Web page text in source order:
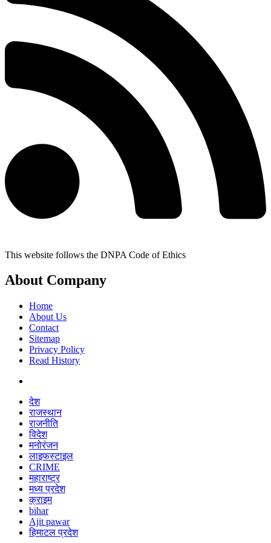
This website follows the DNPA Code of Ethics
About Company
Home
About Us
Contact
Sitemap
Privacy Policy
Read History
देश
राजस्थान
राजनीति
विदेश
मनोरंजन
लाइफस्टाइल
CRIME
महाराष्ट्र
मध्य प्रदेश
क्राइम
bihar
Ajit pawar
हिमाटल प्रदेश